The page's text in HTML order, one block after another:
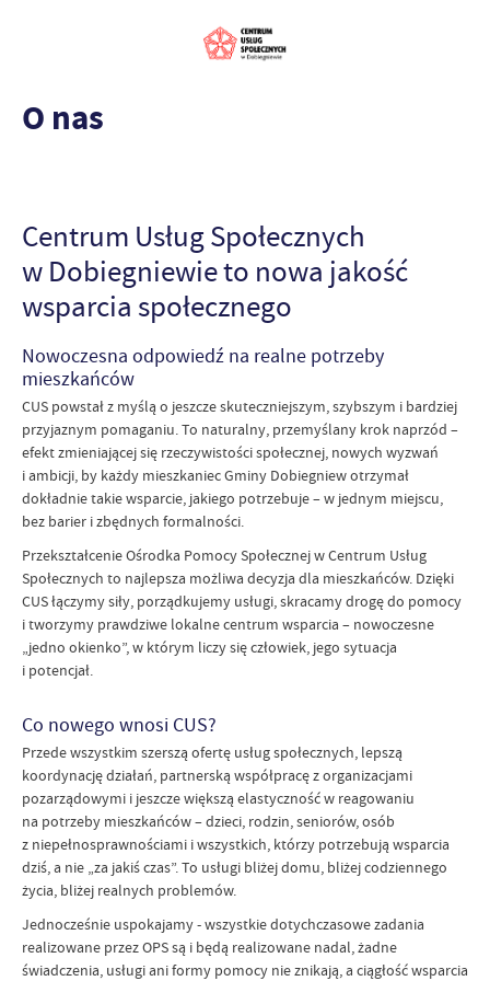
O nas
Centrum Usług Społecznych
w Dobiegniewie to nowa jakość
wsparcia społecznego
Nowoczesna odpowiedź na realne potrzeby
mieszkańców
CUS powstał z myślą o jeszcze skuteczniejszym, szybszym i bardziej
przyjaznym pomaganiu. To naturalny, przemyślany krok naprzód –
efekt zmieniającej się rzeczywistości społecznej, nowych wyzwań
i ambicji, by każdy mieszkaniec Gminy Dobiegniew otrzymał
dokładnie takie wsparcie, jakiego potrzebuje – w jednym miejscu,
bez barier i zbędnych formalności.
Przekształcenie Ośrodka Pomocy Społecznej w Centrum Usług
Społecznych to najlepsza możliwa decyzja dla mieszkańców. Dzięki
CUS łączymy siły, porządkujemy usługi, skracamy drogę do pomocy
i tworzymy prawdziwe lokalne centrum wsparcia – nowoczesne
„jedno okienko”, w którym liczy się człowiek, jego sytuacja
i potencjał.
Co nowego wnosi CUS?
Przede wszystkim szerszą ofertę usług społecznych, lepszą
koordynację działań, partnerską współpracę z organizacjami
pozarządowymi i jeszcze większą elastyczność w reagowaniu
na potrzeby mieszkańców – dzieci, rodzin, seniorów, osób
z niepełnosprawnościami i wszystkich, którzy potrzebują wsparcia
dziś, a nie „za jakiś czas”. To usługi bliżej domu, bliżej codziennego
życia, bliżej realnych problemów.
Jednocześnie uspokajamy - wszystkie dotychczasowe zadania
realizowane przez OPS są i będą realizowane nadal, żadne
świadczenia, usługi ani formy pomocy nie znikają, a ciągłość wsparcia